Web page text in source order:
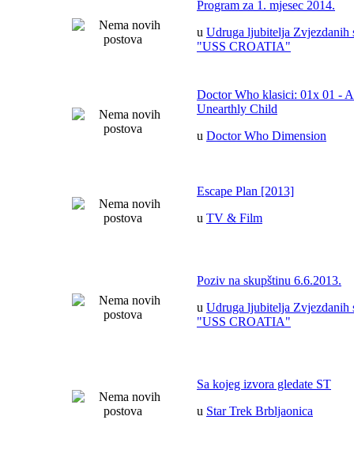
Program za 1. mjesec 2014.
u Udruga ljubitelja Zvjezdanih
"USS CROATIA"
Doctor Who klasici: 01x 01 -
Unearthly Child
u Doctor Who Dimension
Escape Plan [2013]
u TV & Film
Poziv na skupštinu 6.6.2013.
u Udruga ljubitelja Zvjezdanih
"USS CROATIA"
Sa kojeg izvora gledate ST
u Star Trek Brbljaonica